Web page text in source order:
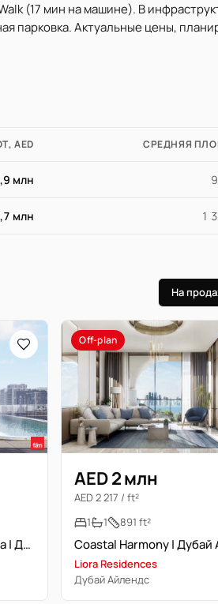
(17 мин на машине). В
парковка. Актуальные цены,
AED СРЕДНЯЯ
млн
млн 1
На
Полностью меблирована | Дубай Айлендс | План платежей 50/50
Off-plan
AED 2 млн
AED 2 217 / ft²
1
1 891 ft²
Liora Residences
Дубай Айлендс